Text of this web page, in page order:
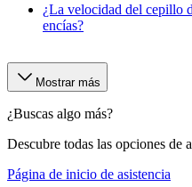
¿La velocidad del cepillo
encías?
Mostrar más
¿Buscas algo más?
Descubre todas las opciones de
Página de inicio de asistencia